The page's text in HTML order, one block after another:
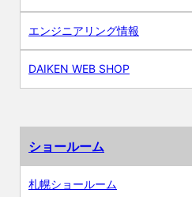
エンジニアリング情報
DAIKEN WEB SHOP
ショールーム
札幌ショールーム